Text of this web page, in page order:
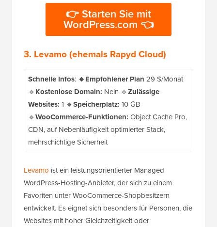
👉 Starten Sie mit
WordPress.com 👈
3. Levamo (ehemals Rapyd Cloud)
Schnelle Infos:🔹Empfohlener Plan 29 $/Monat
🔹Kostenlose Domain: Nein 🔹Zulässige
Websites: 1 🔹Speicherplatz: 10 GB
🔹WooCommerce-Funktionen: Object Cache Pro,
CDN, auf Nebenläufigkeit optimierter Stack,
mehrschichtige Sicherheit
Levamo ist ein leistungsorientierter Managed
WordPress-Hosting-Anbieter, der sich zu einem
Favoriten unter WooCommerce-Shopbesitzern
entwickelt. Es eignet sich besonders für Personen, die
Websites mit hoher Gleichzeitigkeit oder